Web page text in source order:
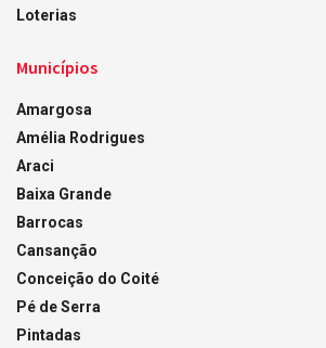
Loterias
Municípios
Amargosa
Amélia Rodrigues
Araci
Baixa Grande
Barrocas
Cansanção
Conceição do Coité
Pé de Serra
Pintadas